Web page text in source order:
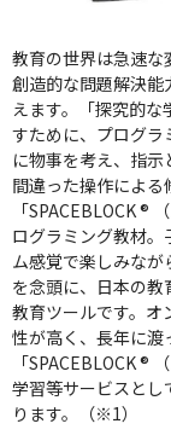
教育の世界は急速な
創造的な問題解決能
えます。「探究的
すために、プログラ
に物事を考え、指
間違った操作による
「SPACEBLOCK ®
ログラミング教材
ム感覚で楽しみなが
を念頭に、日本の
教育ツールです。オ
性が高く、長年に渡
「SPACEBLOCK ®
学習等サービスとし
ります。（※1）